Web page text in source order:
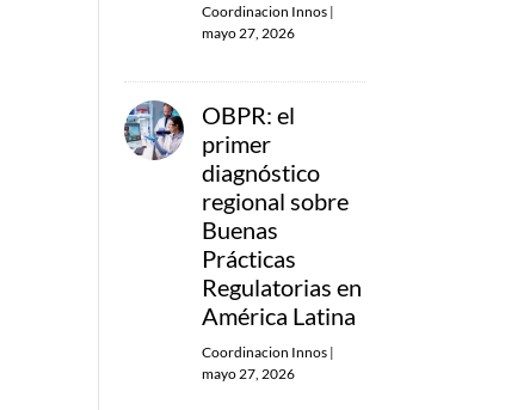
Coordinacion Innos |
mayo 27, 2026
OBPR: el
primer
diagnóstico
regional sobre
Buenas
Prácticas
Regulatorias en
América Latina
Coordinacion Innos |
mayo 27, 2026